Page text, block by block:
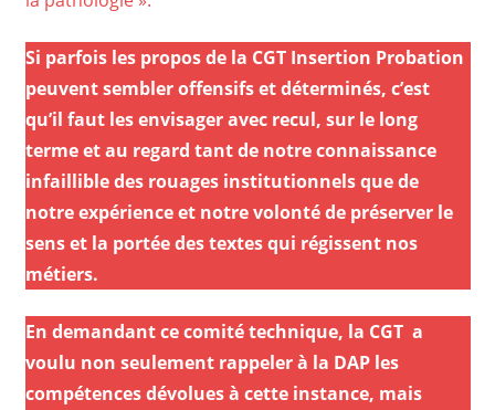
Si parfois les propos de la CGT Insertion Probation
peuvent sembler offensifs et déterminés, c’est
qu’il faut les envisager avec recul, sur le long
terme et au regard tant de notre connaissance
infaillible des rouages institutionnels que de
notre expérience et notre volonté de préserver le
sens et la portée des textes qui régissent nos
métiers.
En demandant ce comité technique, la CGT a
voulu non seulement rappeler à la DAP les
compétences dévolues à cette instance, mais